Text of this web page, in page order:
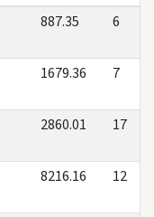
887.35 6
1679.36 7
2860.01 17
8216.16 12